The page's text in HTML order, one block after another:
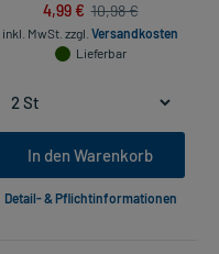
4,99 € 10,98 €
inkl. MwSt. zzgl. Versandkosten
Lieferbar
In den Warenkorb
Detail- & Pflichtinformationen